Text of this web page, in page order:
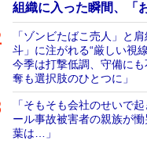
組織に入った瞬間、「
「ゾンビたばこ売人」と
斗」に注がれる“厳しい視
今季は打撃低調、守備に
奪も選択肢のひとつに」
「そもそも会社のせいで
ール事故被害者の親族が
葉は…」